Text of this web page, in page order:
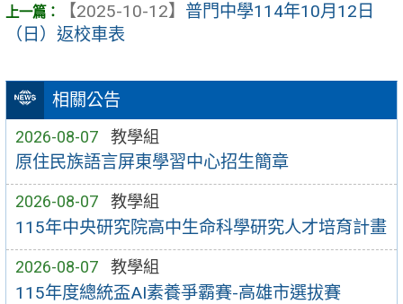
相關公告
2026-08-07 教學組
原住民族語言屏東學習中心招生簡章
2026-08-07 教學組
115年中央研究院高中生命科學研究人才培育計畫
2026-08-07 教學組
115年度總統盃AI素養爭霸賽-高雄市選拔賽
【2025-10-12】 普門中學114年10月12日
（日）返校車表